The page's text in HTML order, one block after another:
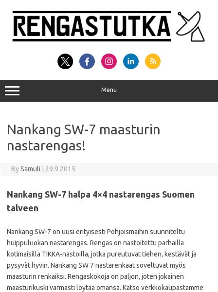
content
Menu
Nankang SW-7 maasturin
nastarengas!
BySamuli 29.9.2015
Nankang SW-7 halpa 4×4 nastarengas Suomen
talveen
Nankang SW-7 on uusi erityisesti Pohjoismaihin suunniteltu
huippuluokan nastarengas. Rengas on nastoitettu parhailla
kotimaisilla TIKKA-nastoilla, jotka pureutuvat tiehen, kestävät ja
pysyvät hyvin. Nankang SW 7 nastarenkaat soveltuvat myös
maasturin renkaiksi. Rengaskokoja on paljon, joten jokainen
maasturikuski varmasti löytää omansa. Katso verkkokaupastamme